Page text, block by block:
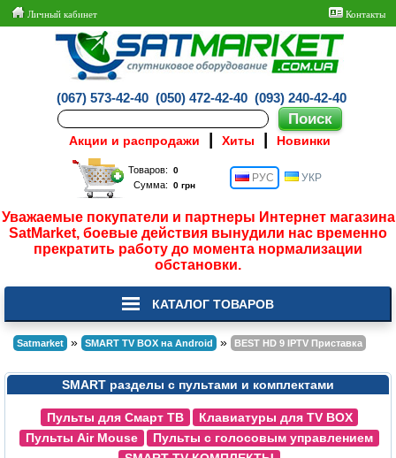
Личный кабинет Контакты
(067) 573-42-40 (050) 472-42-40 (093) 240-42-40
Акции и распродажи Хиты Новинки
Товаров:
Сумма:
РУС УКР
Уважаемые покупатели и партнеры Интернет магазина
SatMarket, боевые действия вынудили нас временно
прекратить работу до момента нормализации
обстановки.
КАТАЛОГ ТОВАРОВ
Satmarket » SMART TV BOX на Android » BEST HD 9 IPTV Приставка
SMART разделы с пультами и комплектами
Пульты для Смарт ТВ
Клавиатуры для TV BOX
Пульты Air Mouse
Пульты с голосовым управлением